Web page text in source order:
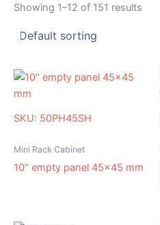
Showing 1–12 of 151 results
SKU: 50PH45SH
Mini Rack Cabinet
10″ empty panel 45×45 mm